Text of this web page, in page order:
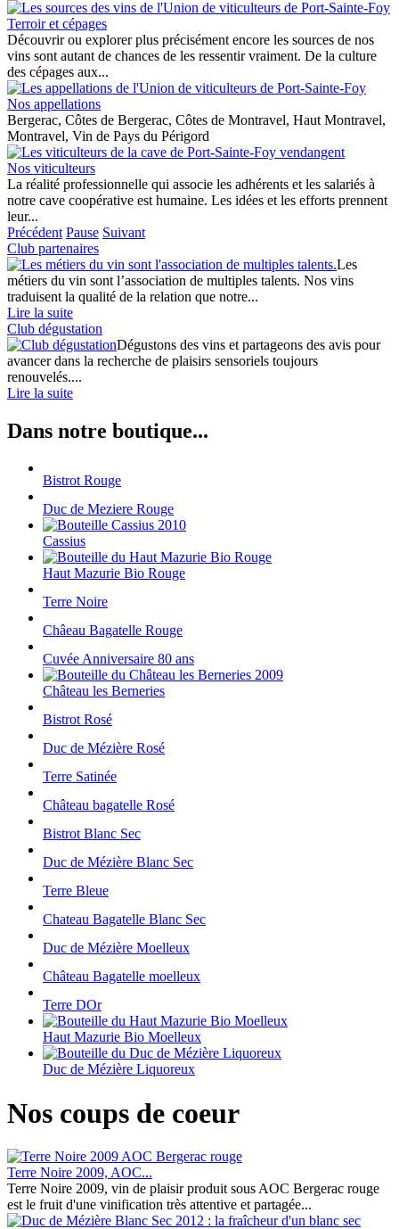
Terroir et cépages
Découvrir ou explorer plus précisément encore les sources de nos
vins sont autant de chances de les ressentir vraiment. De la culture
des cépages aux...
Nos appellations
Bergerac, Côtes de Bergerac, Côtes de Montravel, Haut Montravel,
Montravel, Vin de Pays du Périgord
Nos viticulteurs
La réalité professionnelle qui associe les adhérents et les salariés à
notre cave coopérative est humaine. Les idées et les efforts prennent
leur...
Précédent Pause Suivant
Club partenaires
Les
métiers du vin sont l’association de multiples talents. Nos vins
traduisent la qualité de la relation que notre...
Lire la suite
Club dégustation
Dégustons des vins et partageons des avis pour
avancer dans la recherche de plaisirs sensoriels toujours
renouvelés....
Lire la suite
Dans notre boutique...
Bistrot Rouge
Duc de Meziere Rouge
Cassius
Haut Mazurie Bio Rouge
Terre Noire
Châeau Bagatelle Rouge
Cuvée Anniversaire 80 ans
Château les Berneries
Bistrot Rosé
Duc de Mézière Rosé
Terre Satinée
Château bagatelle Rosé
Bistrot Blanc Sec
Duc de Mézière Blanc Sec
Terre Bleue
Chateau Bagatelle Blanc Sec
Duc de Mézière Moelleux
Château Bagatelle moelleux
Terre DOr
Haut Mazurie Bio Moelleux
Duc de Mézière Liquoreux
Nos coups de coeur
Terre Noire 2009, AOC...
Terre Noire 2009, vin de plaisir produit sous AOC Bergerac rouge
est le fruit d'une vinification très attentive et partagée...